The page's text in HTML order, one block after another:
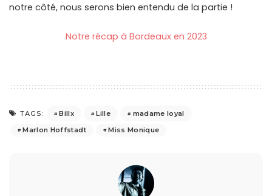
notre côté, nous serons bien entendu de la partie !
Notre récap à Bordeaux en 2023
TAGS: Billx Lille
madame loyal
Marlon Hoffstadt
Miss Monique